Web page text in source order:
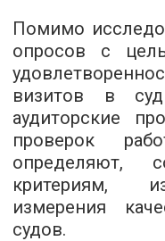
Помимо
опросов с
визитов в
аудиторские
проверок
определяют,
критериям,
измерения
судов.